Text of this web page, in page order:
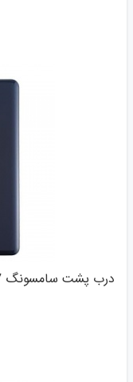
درب پشت سامسونگ Back Door Samsung A21S/A217